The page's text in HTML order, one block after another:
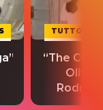
e
TUTTO
“The
Olivia
testo,